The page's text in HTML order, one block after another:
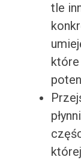
tle